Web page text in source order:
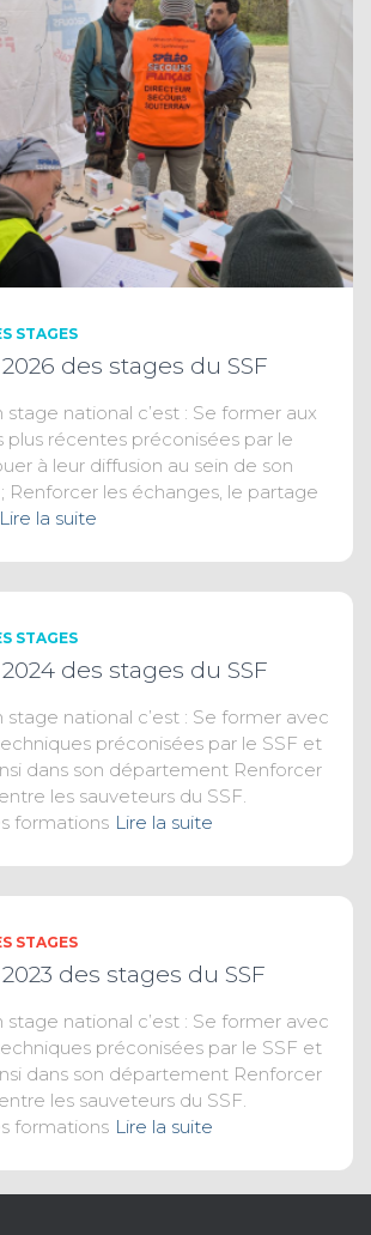
STAGES
des stages du SSF
stage national c’est : Se former aux
plus récentes préconisées par le
à leur diffusion au sein de son
Renforcer les échanges, le partage
Lire la suite
STAGES
des stages du SSF
stage national c’est : Se former avec
préconisées par le SSF et
dans son département Renforcer
les sauveteurs du SSF.
formations Lire la suite
STAGES
des stages du SSF
stage national c’est : Se former avec
préconisées par le SSF et
dans son département Renforcer
les sauveteurs du SSF.
formations Lire la suite